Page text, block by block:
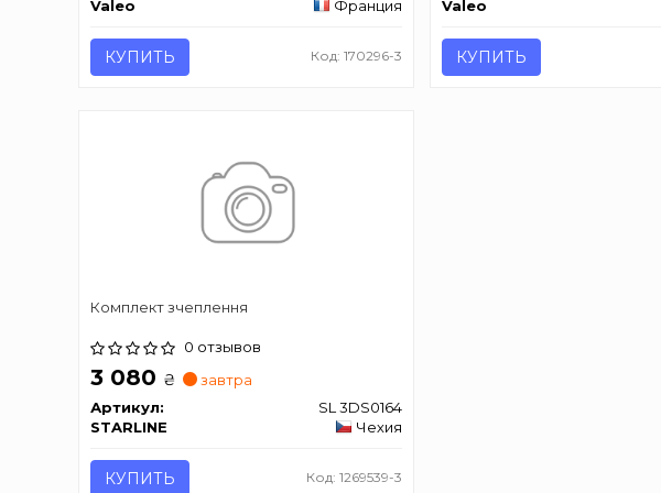
Valeo Франция
КУПИТЬ Код: 170296-3
Valeo
КУПИТЬ
Комплект зчеплення
0 отзывов
3 080 ₴
завтра
Артикул:
SL 3DS0164
STARLINE
Чехия
КУПИТЬ Код: 1269539-3